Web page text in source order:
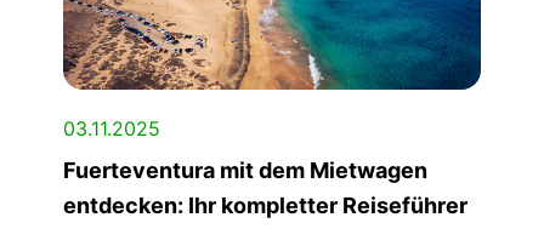
03.11.2025
Fuerteventura mit dem Mietwagen
entdecken: Ihr kompletter Reiseführer